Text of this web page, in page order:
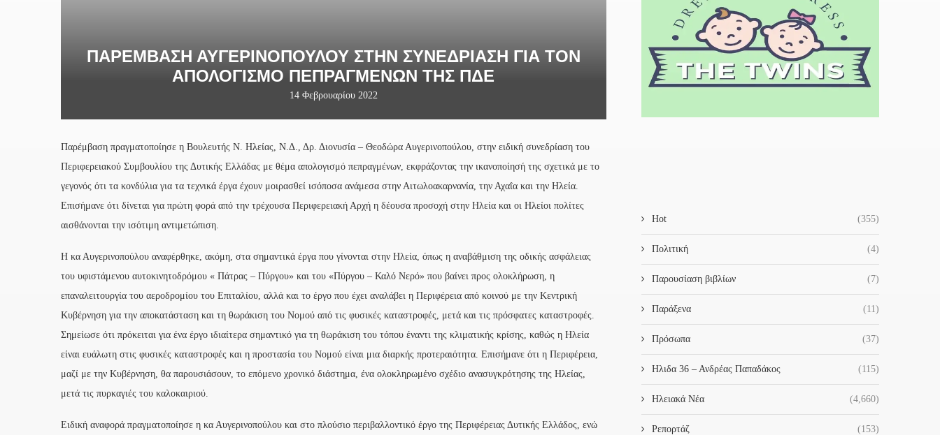
ΠΑΡΈΜΒΑΣΗ ΑΥΓΕΡΙΝΟΠΟΎΛΟΥ ΣΤΗΝ ΣΥΝΕΔΡΊΑΣΗ ΓΙΑ ΤΟΝ
ΑΠΟΛΟΓΙΣΜΌ ΠΕΠΡΑΓΜΈΝΩΝ ΤΗΣ ΠΔΕ
14 Φεβρουαρίου 2022
Παρέμβαση πραγματοποίησε η Βουλευτής Ν. Ηλείας, Ν.Δ., Δρ. Διονυσία – Θεοδώρα Αυγερινοπούλου, στην ειδική συνεδρίαση του
Περιφερειακού Συμβουλίου της Δυτικής Ελλάδας με θέμα απολογισμό πεπραγμένων, εκφράζοντας την ικανοποίησή της σχετικά με το
γεγονός ότι τα κονδύλια για τα τεχνικά έργα έχουν μοιρασθεί ισόποσα ανάμεσα στην Αιτωλοακαρνανία, την Αχαΐα και την Ηλεία.
Επισήμανε ότι δίνεται για πρώτη φορά από την τρέχουσα Περιφερειακή Αρχή η δέουσα προσοχή στην Ηλεία και οι Ηλείοι πολίτες
αισθάνονται την ισότιμη αντιμετώπιση.
Η κα Αυγερινοπούλου αναφέρθηκε, ακόμη, στα σημαντικά έργα που γίνονται στην Ηλεία, όπως η αναβάθμιση της οδικής ασφάλειας
του υφιστάμενου αυτοκινητοδρόμου « Πάτρας – Πύργου» και του «Πύργου – Καλό Νερό» που βαίνει προς ολοκλήρωση, η
επαναλειτουργία του αεροδρομίου του Επιταλίου, αλλά και το έργο που έχει αναλάβει η Περιφέρεια από κοινού με την Κεντρική
Κυβέρνηση για την αποκατάσταση και τη θωράκιση του Νομού από τις φυσικές καταστροφές, μετά και τις πρόσφατες καταστροφές.
Σημείωσε ότι πρόκειται για ένα έργο ιδιαίτερα σημαντικό για τη θωράκιση του τόπου έναντι της κλιματικής κρίσης, καθώς η Ηλεία
είναι ευάλωτη στις φυσικές καταστροφές και η προστασία του Νομού είναι μια διαρκής προτεραιότητα. Επισήμανε ότι η Περιφέρεια,
μαζί με την Κυβέρνηση, θα παρουσιάσουν, το επόμενο χρονικό διάστημα, ένα ολοκληρωμένο σχέδιο ανασυγκρότησης της Ηλείας,
μετά τις πυρκαγιές του καλοκαιριού.
Ειδική αναφορά πραγματοποίησε η κα Αυγερινοπούλου και στο πλούσιο περιβαλλοντικό έργο της Περιφέρειας Δυτικής Ελλάδος, ενώ
Hot (355)
Πολιτική (4)
Παρουσίαση βιβλίων (7)
Παράξενα (11)
Πρόσωπα (37)
Ηλιδα 36 – Ανδρέας Παπαδάκος (115)
Ηλειακά Νέα (4,660)
Ρεπορτάζ (153)